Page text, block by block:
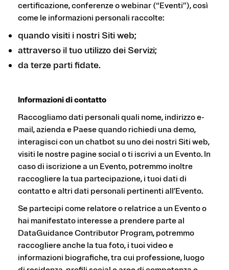
certificazione, conferenze o webinar (“Eventi”), così
come le informazioni personali raccolte:
quando visiti i nostri Siti web;
attraverso il tuo utilizzo dei Servizi;
da terze parti fidate.
Informazioni di contatto
Raccogliamo dati personali quali nome, indirizzo e-
mail, azienda e Paese quando richiedi una demo,
interagisci con un chatbot su uno dei nostri Siti web,
visiti le nostre pagine social o ti iscrivi a un Evento. In
caso di iscrizione a un Evento, potremmo inoltre
raccogliere la tua partecipazione, i tuoi dati di
contatto e altri dati personali pertinenti all’Evento.
Se partecipi come relatore o relatrice a un Evento o
hai manifestato interesse a prendere parte al
DataGuidance Contributor Program, potremmo
raccogliere anche la tua foto, i tuoi video e
informazioni biografiche, tra cui professione, luogo